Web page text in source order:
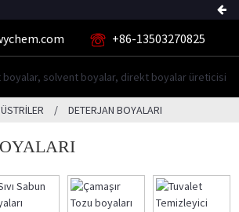
+86-13503270825
DETERJAN BOYALARI